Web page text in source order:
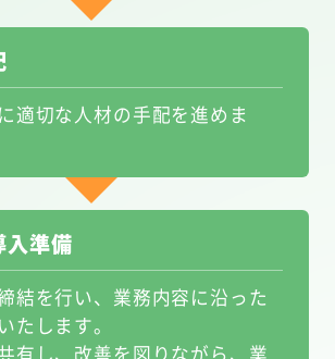
適切な人材の手配を進めま
入準備
結を行い、業務内容に沿った
たします。
有し、改善を図りながら、業